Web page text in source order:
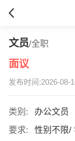
文员/全职
面议
发布时间:2026-08-
类别:
办公文员
要求:
性别不限/